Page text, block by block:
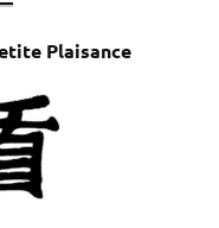
Plaisance